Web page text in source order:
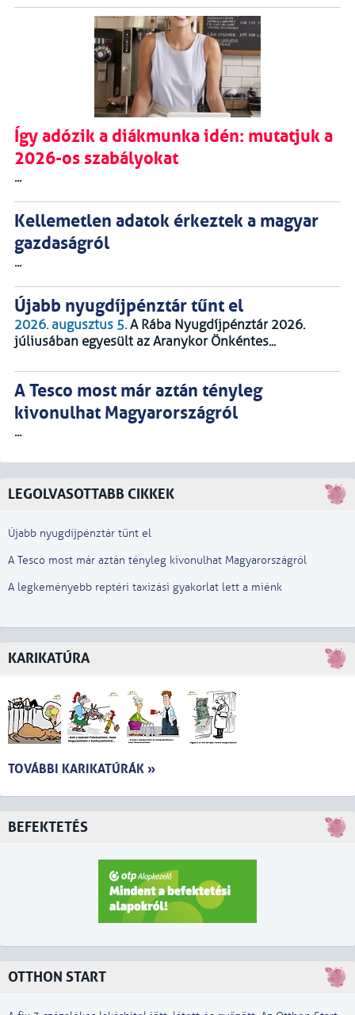
Így adózik a diákmunka idén: mutatjuk a
2026-os szabályokat
...
Kellemetlen adatok érkeztek a magyar
gazdaságról
...
Újabb nyugdíjpénztár tűnt el
2026. augusztus 5.A Rába Nyugdíjpénztár 2026.
júliusában egyesült az Aranykor Önkéntes...
A Tesco most már aztán tényleg
kivonulhat Magyarországról
...
LEGOLVASOTTABB CIKKEK
Újabb nyugdíjpénztár tűnt el
A Tesco most már aztán tényleg kivonulhat Magyarországról
A legkeményebb reptéri taxizási gyakorlat lett a miénk
KARIKATÚRA
TOVÁBBI KARIKATÚRÁK »
BEFEKTETÉS
OTTHON START